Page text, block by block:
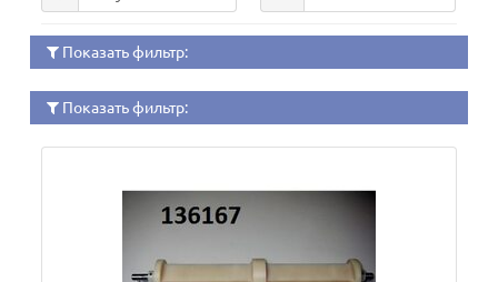
Показать фильтр:
Показать фильтр: